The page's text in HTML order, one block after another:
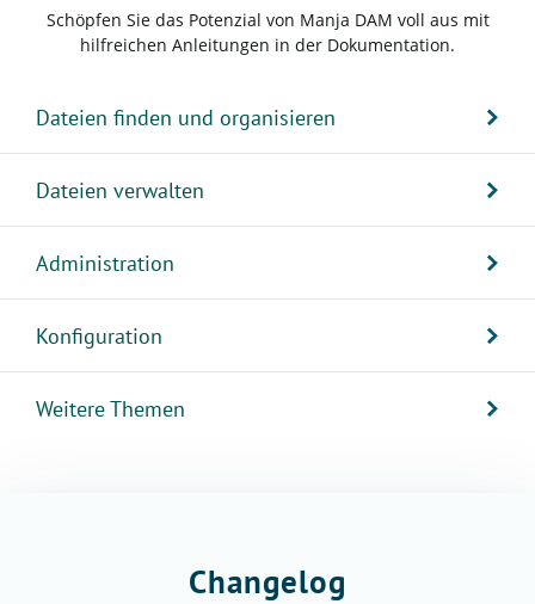
Schöpfen Sie das Potenzial von Manja DAM voll aus mit
hilfreichen Anleitungen in der Dokumentation.
Dateien finden und organisieren
Dateien verwalten
Administration
Konfiguration
Weitere Themen
Changelog